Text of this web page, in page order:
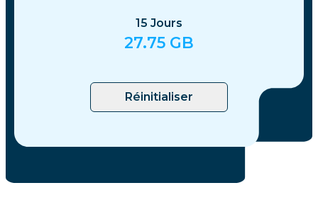
15 Jours
27.75 GB
Réinitialiser